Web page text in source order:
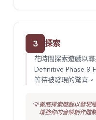
3 探索
花時間探索遊戲以
Definitive Phase 9
等待被發現的驚喜。
💡徹底探索遊戲以發現
增強你的音樂創作體